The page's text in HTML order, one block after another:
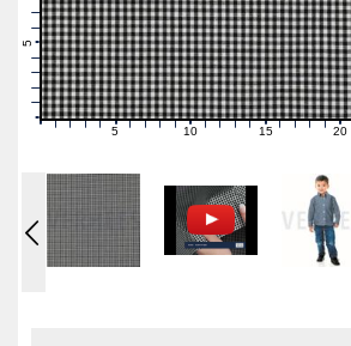
0
1
2
3
4
5
6
7
0 1 2 3 4 5 6 7 891011121314151617181920